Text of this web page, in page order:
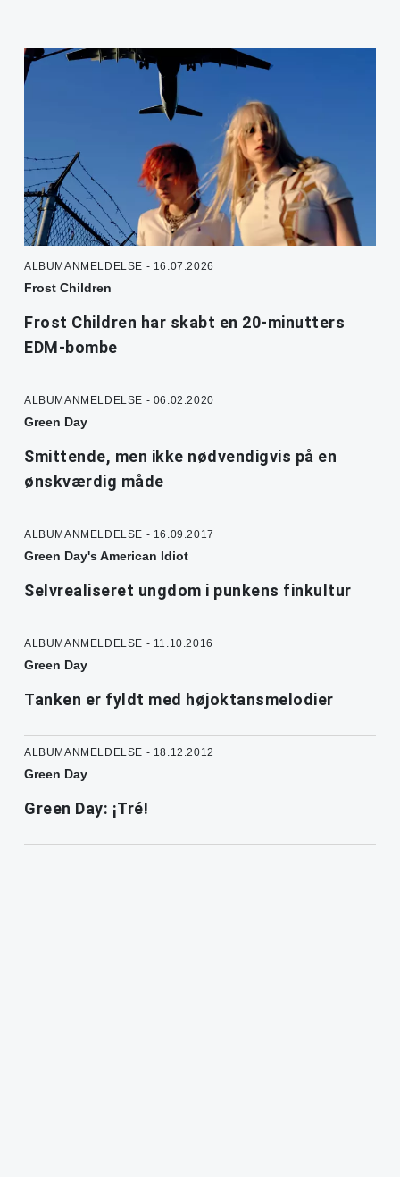
ALBUMANMELDELSE - 16.07.2026
Frost Children
Frost Children har skabt en 20-minutters
EDM-bombe
ALBUMANMELDELSE - 06.02.2020
Green Day
Smittende, men ikke nødvendigvis på en
ønskværdig måde
ALBUMANMELDELSE - 16.09.2017
Green Day's American Idiot
Selvrealiseret ungdom i punkens finkultur
ALBUMANMELDELSE - 11.10.2016
Green Day
Tanken er fyldt med højoktansmelodier
ALBUMANMELDELSE - 18.12.2012
Green Day
Green Day: ¡Tré!